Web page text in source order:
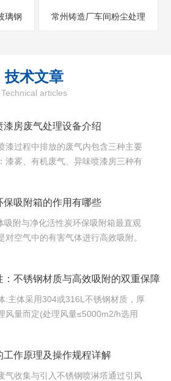
璃钢 常州铸造厂车间粉尘处理
技术文章
Technical articles
漆房废气处理设备介绍
漆过程中排放的废气内包含三种主要
漆雾、有机废气、异味喷漆房三种有
气中的油漆微粒；3、气化状态下的油
料异味、稀释剂...
保吸附箱的作用有哪些
吸附与净化活性炭环保吸附箱最直观
对空气中的有害气体进行高效吸附。
机化合物(VOCs)、硫化氢、氨气、一
氧化硫等多种...
：不锈钢材质与高效吸附的双重保障
:主体采用304或316L不锈钢材质，厚
风量而定(处理风量≤5000m2/h选用
场景需求，材质可灵活选择...
工作原理及操作规程详解
气收集与引入不锈钢喷淋塔通过引风